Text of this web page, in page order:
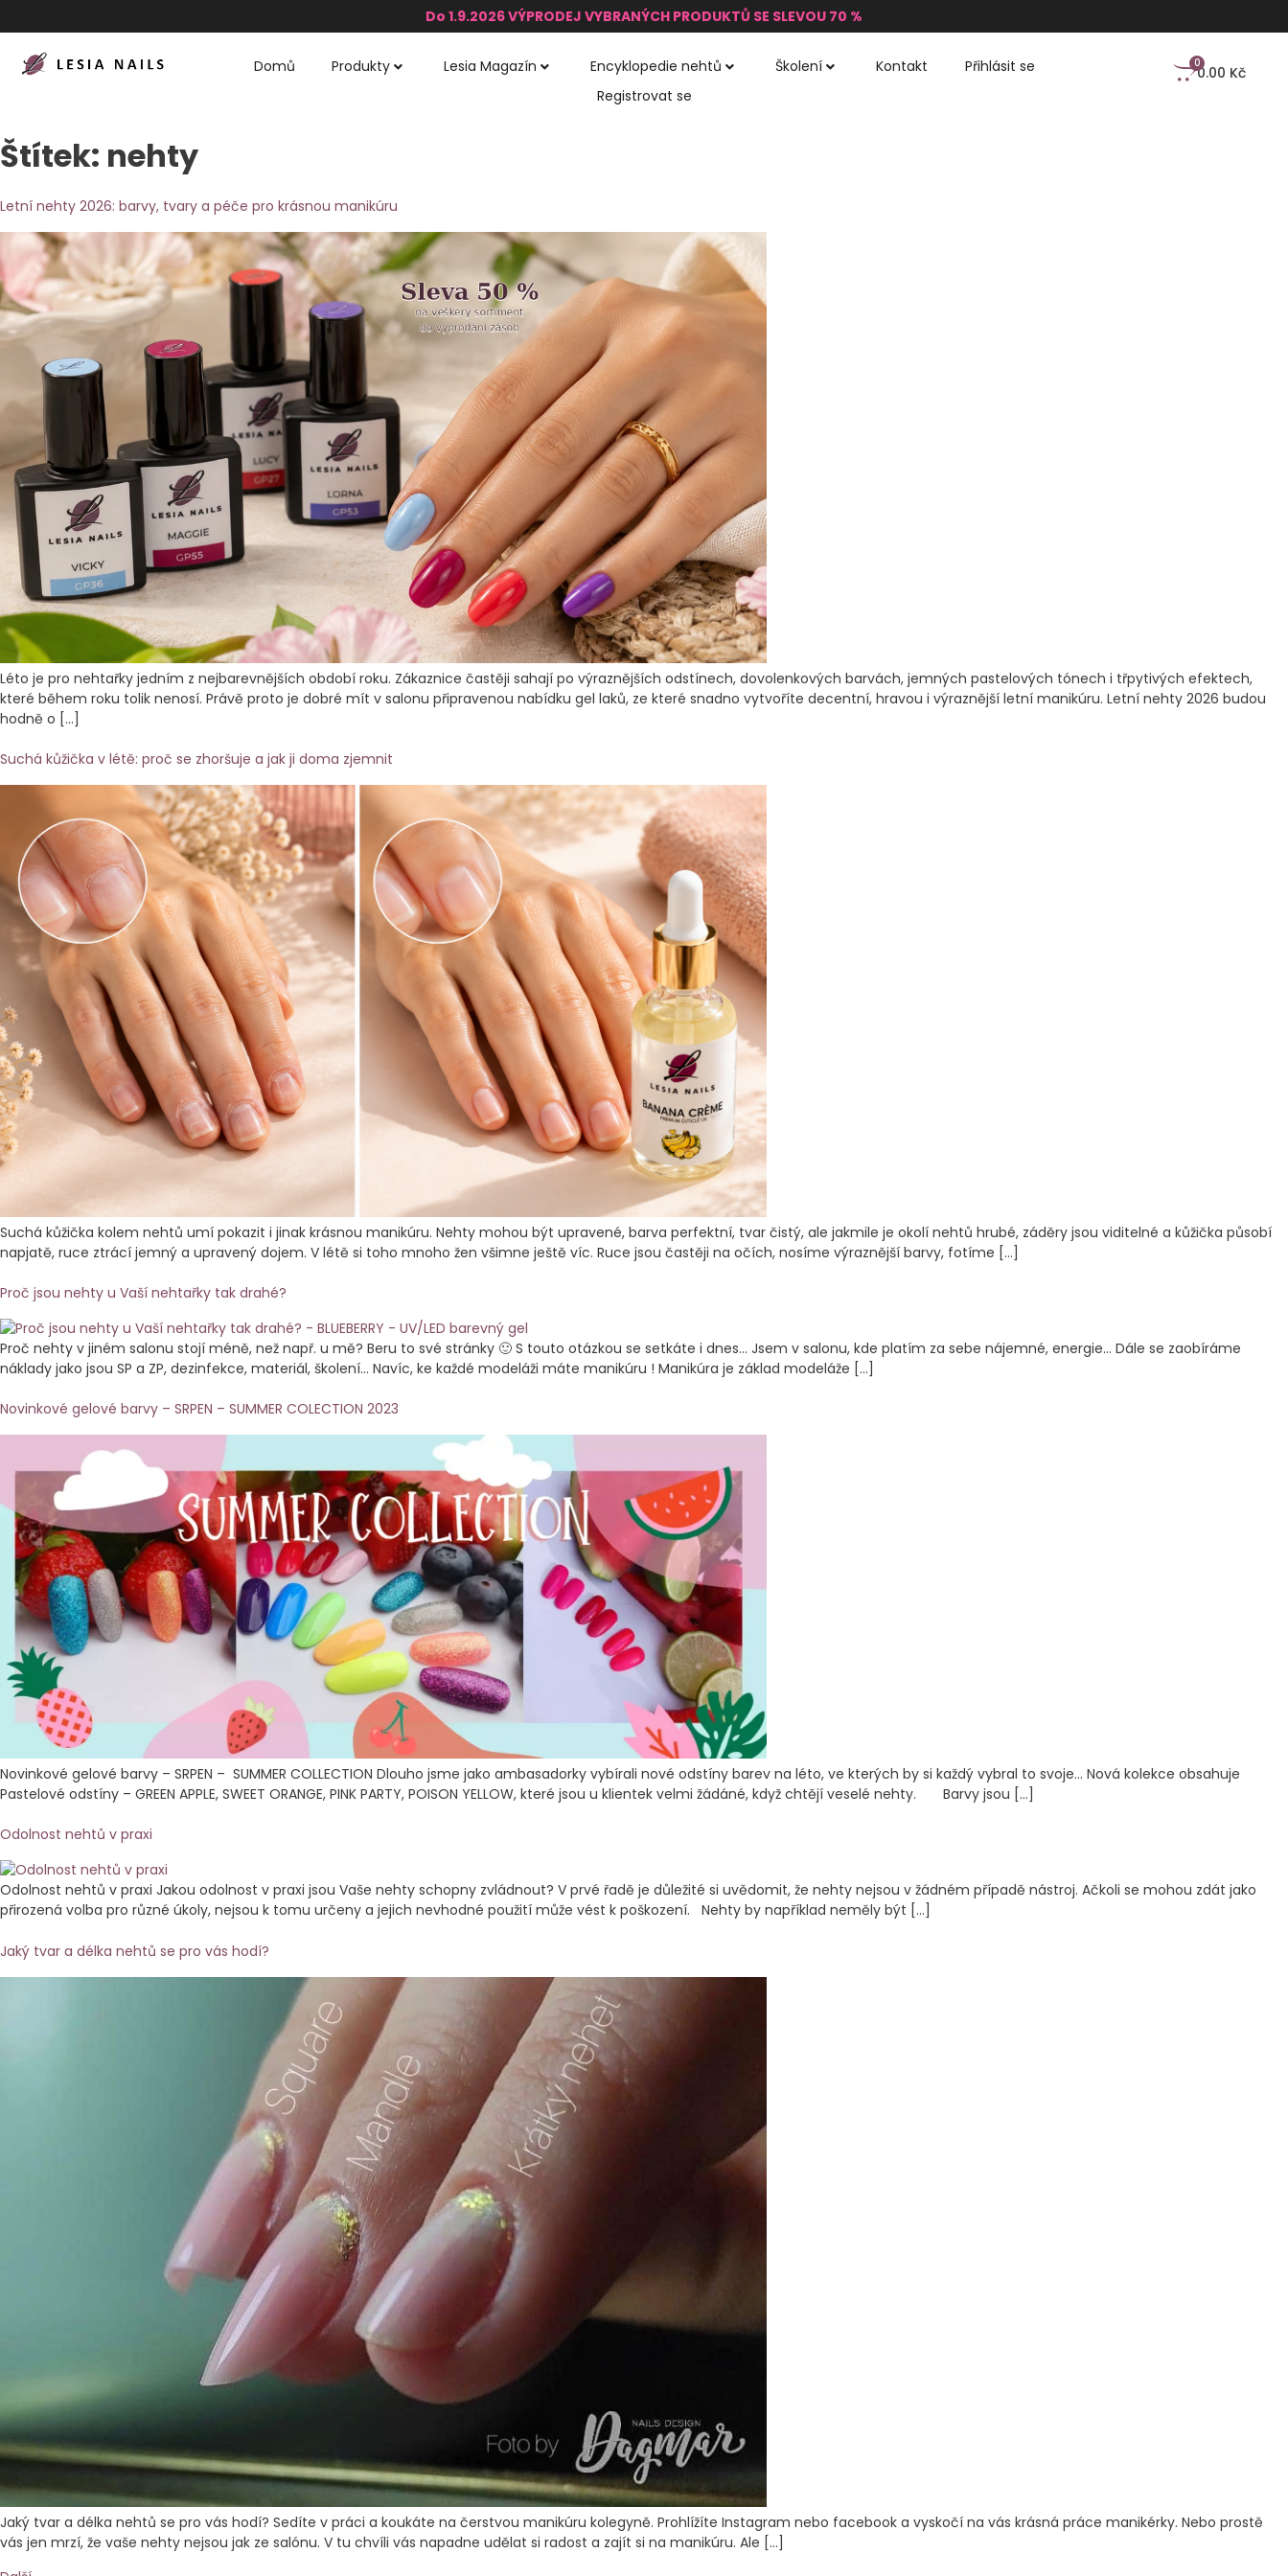
Do 1.9.2026 VÝPRODEJ VYBRANÝCH PRODUKTŮ SE SLEVOU 70 %
0.00 Kč
0
Domů Produkty Lesia Magazín Encyklopedie nehtů Školení Kontakt
Přihlásit se
Registrovat se
Štítek: nehty
Letní nehty 2026: barvy, tvary a péče pro krásnou manikúru
Léto je pro nehtařky jedním z nejbarevnějších období roku. Zákaznice častěji sahají po výraznějších odstínech, dovolenkových barvách, jemných pastelových tónech i třpytivých efektech,
které během roku tolik nenosí. Právě proto je dobré mít v salonu připravenou nabídku gel laků, ze které snadno vytvoříte decentní, hravou i výraznější letní manikúru. Letní nehty 2026 budou
hodně o […]
Suchá kůžička v létě: proč se zhoršuje a jak ji doma zjemnit
Suchá kůžička kolem nehtů umí pokazit i jinak krásnou manikúru. Nehty mohou být upravené, barva perfektní, tvar čistý, ale jakmile je okolí nehtů hrubé, záděry jsou viditelné a kůžička působí
napjatě, ruce ztrácí jemný a upravený dojem. V létě si toho mnoho žen všimne ještě víc. Ruce jsou častěji na očích, nosíme výraznější barvy, fotíme […]
Proč jsou nehty u Vaší nehtařky tak drahé?
Proč nehty v jiném salonu stojí méně, než např. u mě? Beru to své stránky 🙂 S touto otázkou se setkáte i dnes… Jsem v salonu, kde platím za sebe nájemné, energie… Dále se zaobíráme
náklady jako jsou SP a ZP, dezinfekce, materiál, školení… Navíc, ke každé modeláži máte manikúru ! Manikúra je základ modeláže […]
Novinkové gelové barvy – SRPEN – SUMMER COLECTION 2023
Novinkové gelové barvy – SRPEN – SUMMER COLLECTION Dlouho jsme jako ambasadorky vybírali nové odstíny barev na léto, ve kterých by si každý vybral to svoje… Nová kolekce obsahuje
Pastelové odstíny – GREEN APPLE, SWEET ORANGE, PINK PARTY, POISON YELLOW, které jsou u klientek velmi žádáné, když chtějí veselé nehty. Barvy jsou […]
Odolnost nehtů v praxi
Odolnost nehtů v praxi Jakou odolnost v praxi jsou Vaše nehty schopny zvládnout? V prvé řadě je důležité si uvědomit, že nehty nejsou v žádném případě nástroj. Ačkoli se mohou zdát jako
přirozená volba pro různé úkoly, nejsou k tomu určeny a jejich nevhodné použití může vést k poškození. Nehty by například neměly být […]
Jaký tvar a délka nehtů se pro vás hodí?
Jaký tvar a délka nehtů se pro vás hodí? Sedíte v práci a koukáte na čerstvou manikúru kolegyně. Prohlížíte Instagram nebo facebook a vyskočí na vás krásná práce manikérky. Nebo prostě
vás jen mrzí, že vaše nehty nejsou jak ze salónu. V tu chvíli vás napadne udělat si radost a zajít si na manikúru. Ale […]